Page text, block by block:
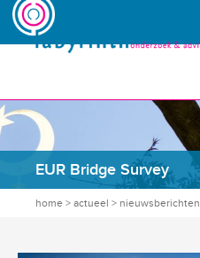
EUR Bridge Survey
home > actueel > nieuwsberichten